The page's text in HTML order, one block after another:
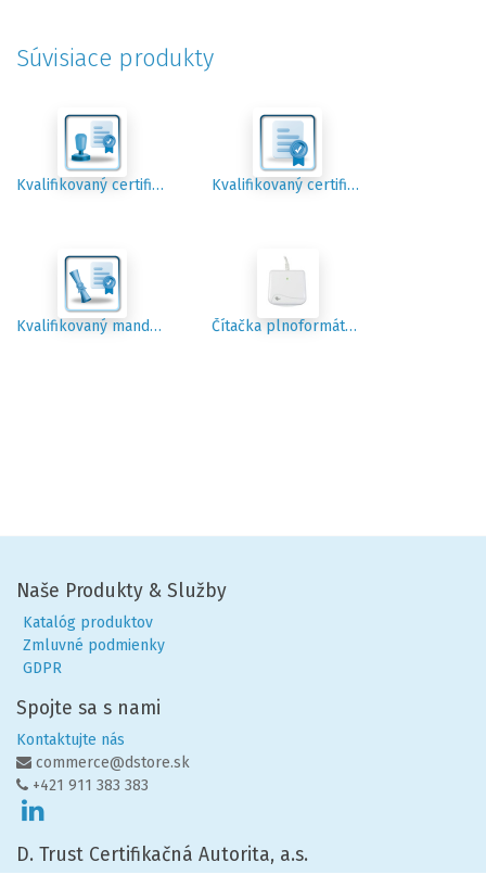
Súvisiace produkty
Kvalifikovaný certifikát pre elektronickú pečať Kvalifikovaný certifikát pre elektronický podpis
Kvalifikovaný mandátny certifikát Čítačka plnoformátových kariet Starcos 3.7
Naše Produkty & Služby
Katalóg produktov
Zmluvné podmienky
GDPR
Spojte sa s nami
Kontaktujte nás
commerce@dstore.sk
+421 911 383 383
D. Trust Certifikačná Autorita, a.s.